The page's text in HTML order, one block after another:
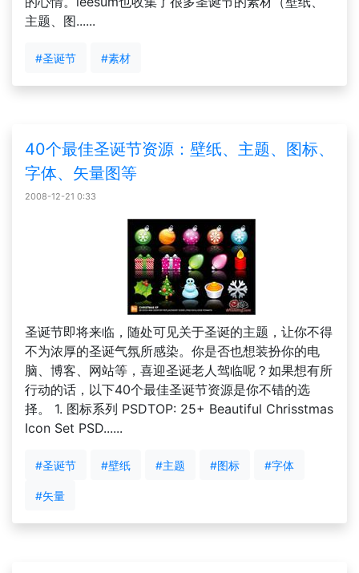
主题、图......
#圣诞节 #素材
40个最佳圣诞节资源：壁纸、主题、图标、
字体、矢量图等
2008-12-21 0:33
圣诞节即将来临，随处可见关于圣诞的主题，让你不得
不为浓厚的圣诞气氛所感染。你是否也想装扮你的电
脑、博客、网站等，喜迎圣诞老人驾临呢？如果想有所
行动的话，以下40个最佳圣诞节资源是你不错的选
择。 1. 图标系列 PSDTOP: 25+ Beautiful Chrisstmas
Icon Set PSD......
#圣诞节 #壁纸 #主题 #图标 #字体
#矢量